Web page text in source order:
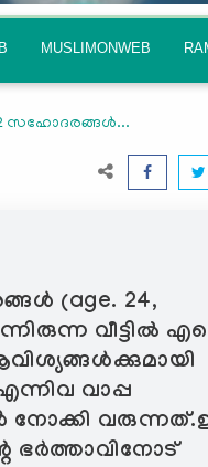
MUSLIMONWEB
2 സഹോദരങ്ങൾ...
(age. 24,
വീട്ടിൽ
വാപ്പ
നോക്കി
ഭർത്താവിനോട്